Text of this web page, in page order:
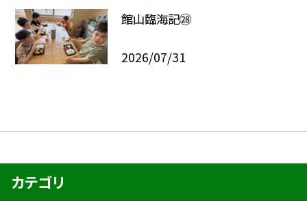
館山臨海記㉘
2026/07/31
カテゴリ